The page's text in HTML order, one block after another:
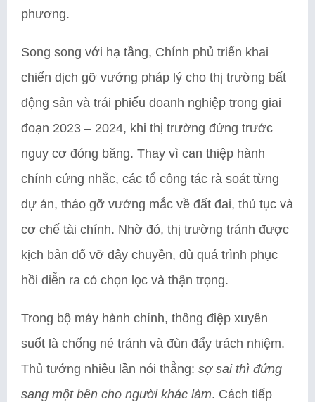
phương.
Song song với hạ tầng, Chính phủ triển khai
chiến dịch gỡ vướng pháp lý cho thị trường bất
động sản và trái phiếu doanh nghiệp trong giai
đoạn 2023 – 2024, khi thị trường đứng trước
nguy cơ đóng băng. Thay vì can thiệp hành
chính cứng nhắc, các tổ công tác rà soát từng
dự án, tháo gỡ vướng mắc về đất đai, thủ tục và
cơ chế tài chính. Nhờ đó, thị trường tránh được
kịch bản đổ vỡ dây chuyền, dù quá trình phục
hồi diễn ra có chọn lọc và thận trọng.
Trong bộ máy hành chính, thông điệp xuyên
suốt là chống né tránh và đùn đẩy trách nhiệm.
Thủ tướng nhiều lần nói thẳng: sợ sai thì đứng
sang một bên cho người khác làm. Cách tiếp